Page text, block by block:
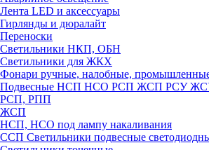
Лента LED и аксессуары
Гирлянды и дюралайт
Переноски
Светильники НКП, ОБН
Светильники для ЖКХ
Фонари ручные, налобные,
Подвесные НСП НСО РСП ЖСП РСУ
РСП, РПП
ЖСП
НСП, НСО под лампу накаливания
ССП Светильники подвесные